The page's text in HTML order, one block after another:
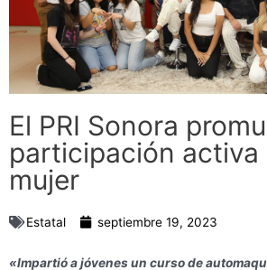
El PRI Sonora
participación activa
mujer
Estatal septiembre 19, 2023
«Impartió a jóvenes un curso de